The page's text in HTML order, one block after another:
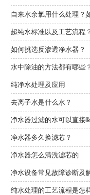
自来水余氯用什么处理？
超纯水标准以及工艺流程
如何挑选反渗透净水器？
水中除油的方法都有哪些
纯净水处理及应用
去离子水是什么水？
净水器过滤的水可以直接
净水器多久换滤芯？
净水器怎么清洗滤芯的
净水设备常见故障诊断及
纯水处理的工艺流程是怎